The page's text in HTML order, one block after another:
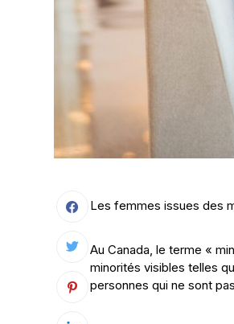
Les femmes issues des
Au Canada, le terme «
minorités visibles telles
personnes qui ne sont